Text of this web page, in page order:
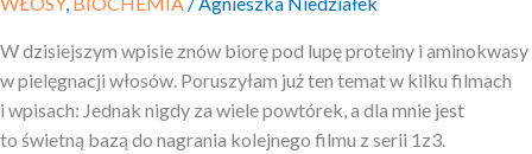
W dzisiejszym wpisie znów biorę pod lupę proteiny i aminokwasy
w pielęgnacji włosów. Poruszyłam już ten temat w kilku filmach
i wpisach: Jednak nigdy za wiele powtórek, a dla mnie jest
to świetną bazą do nagrania kolejnego filmu z serii 1z3.